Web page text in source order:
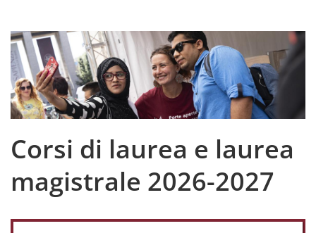
Corsi di laurea e laurea
magistrale 2026-2027